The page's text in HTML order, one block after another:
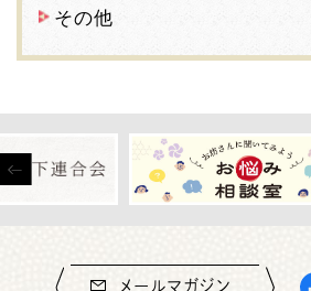
その他
メールマガジン